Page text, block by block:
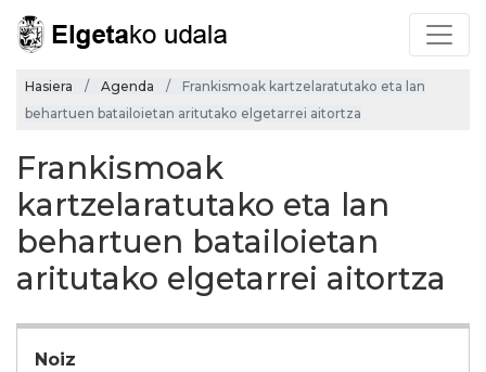
Hasiera Agenda
Frankismoak kartzelaratutako eta lan
behartuen batailoietan aritutako elgetarrei aitortza
Frankismoak
kartzelaratutako eta lan
behartuen batailoietan
aritutako elgetarrei aitortza
Noiz